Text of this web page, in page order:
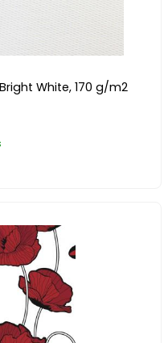
White, 170 g/m2